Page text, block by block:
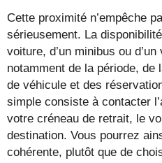
Cette proximité n’empêche
sérieusement. La
voiture, d’un minibus ou
notamment de la période, de
de véhicule et des
simple consiste à contacter
votre créneau de retrait, le
destination. Vous pourrez
cohérente, plutôt que de